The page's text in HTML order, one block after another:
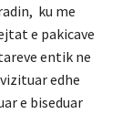
ku me
e pakicave
entik ne
edhe
e biseduar